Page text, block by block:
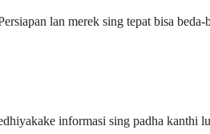
lan merek sing tepat bisa beda-
informasi sing padha kanthi